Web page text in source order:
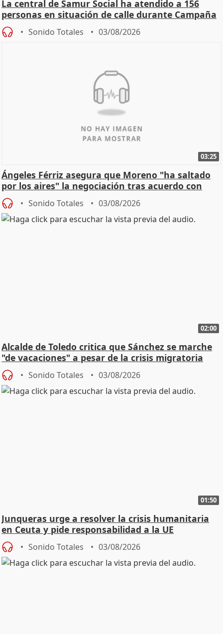
La central de Samur Social ha atendido a 156
personas en situación de calle durante Campaña
de Calor
Sonido Totales 03/08/2026
03:25
Ángeles Férriz asegura que Moreno "ha saltado
por los aires" la negociación tras acuerdo con
SMA
Sonido Totales 03/08/2026
02:00
Alcalde de Toledo critica que Sánchez se marche
"de vacaciones" a pesar de la crisis migratoria
Sonido Totales 03/08/2026
01:50
Junqueras urge a resolver la crisis humanitaria
en Ceuta y pide responsabilidad a la UE
Sonido Totales 03/08/2026